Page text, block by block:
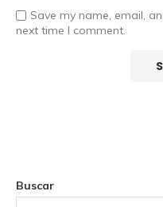
Save my name, email,
next time I comment.
Buscar